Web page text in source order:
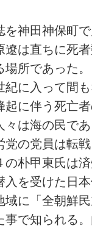
神田神保町
は直ちに死
所であった
紀に入って間
起に伴う死亡
は海の民で
の党員は転
の朴甲東氏は
を受けた日
域に「全朝鮮
事で知られる